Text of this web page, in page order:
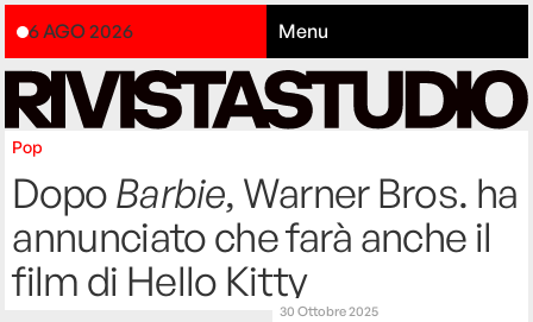
6 AGO 2026 Menu
Pop
DopoBarbie, Warner Bros. ha
annunciato che farà anche il
film di Hello Kitty
30 Ottobre 2025